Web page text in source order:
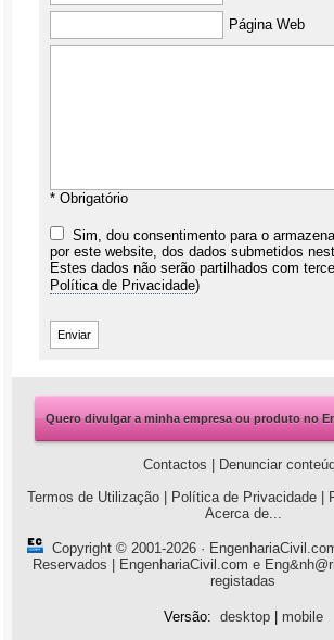
Página Web
* Obrigatório
Sim, dou consentimento para o
por este website, dos dados submetidos
Estes dados não serão partilhados com
Política de Privacidade)
Quero divulgar a minha empresa ou produto no
Contactos
Denunciar
Termos de Utilização
Política de Privacidade
Acerca de...
Copyright © 2001-2026 ·
Reservados | EngenhariaCivil.com e
registadas
Versão: desktop| mobile